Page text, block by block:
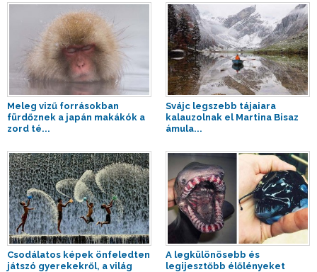
Meleg vizű forrásokban
fürdőznek a japán makákók a
zord té...
Svájc legszebb tájaiara
kalauzolnak el Martina Bisaz
ámula...
Csodálatos képek önfeledten
játszó gyerekekről, a világ
A legkülönösebb és
legijesztőbb élőlényeket